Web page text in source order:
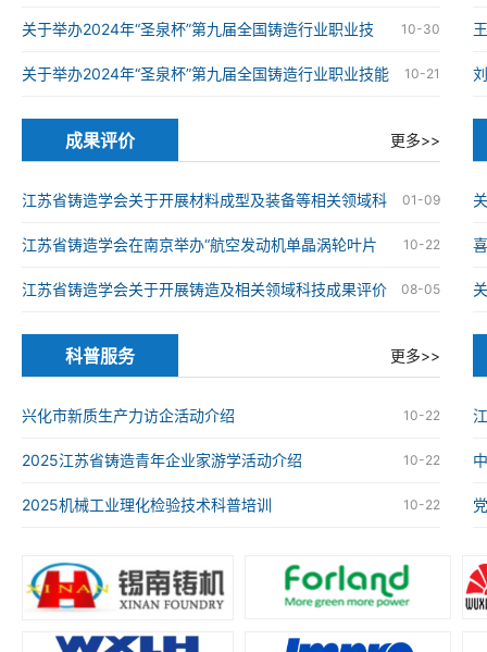
加第九届全国铸造行业职业技能竞赛并获奖 10-30
关于举办2024年“圣泉杯”第九届全国铸造行业职业技
能竞赛的通知 10-21
关于举办2024年“圣泉杯”第九届全国铸造行业职业技能
竞赛的通知
成果评价 更多>>
01-09
江苏省铸造学会关于开展材料成型及装备等相关领域科
技成果评价工作的通知 10-22
江苏省铸造学会在南京举办“航空发动机单晶涡轮叶片
仿生结构设计与精准制造技术”科技成果评价会 08-05
江苏省铸造学会关于开展铸造及相关领域科技成果评价
工作的通知
科普服务 更多>>
10-22
兴化市新质生产力访企活动介绍
10-22
2025江苏省铸造青年企业家游学活动介绍
10-22
2025机械工业理化检验技术科普培训